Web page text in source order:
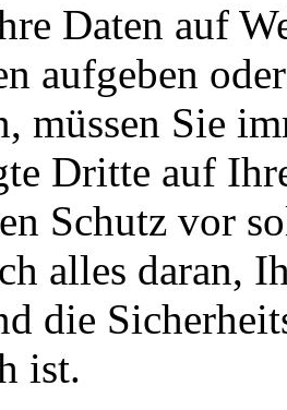
Daten auf
aufgeben
müssen Sie
Dritte auf
Schutz vor
alles daran,
die
ist.